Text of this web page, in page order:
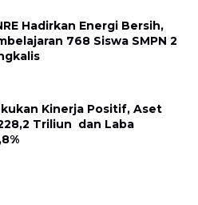
Hadirkan Energi Bersih,
768 Siswa SMPN 2
Kinerja Positif, Aset
Triliun dan Laba